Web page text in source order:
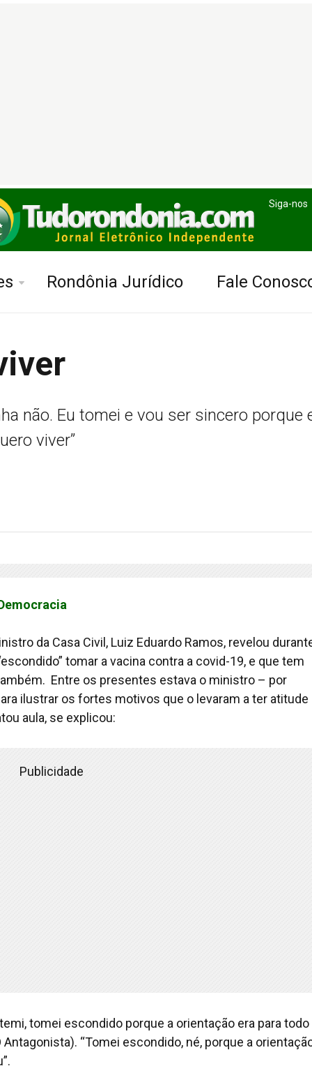
Siga-nos
Rondônia Jurídico Fale
não. Eu tomei e vou ser sincero porque
viver”
da Casa Civil, Luiz Eduardo Ramos, revelou
tomar a vacina contra a covid-19, e que tem
Entre os presentes estava o ministro – por
ilustrar os fortes motivos que o levaram a ter atitude
aula, se explicou:
Publicidade
tomei escondido porque a orientação era para todo
“Tomei escondido, né, porque a